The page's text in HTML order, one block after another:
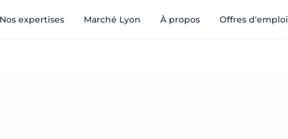
Nos expertises Marché Lyon À propos Offres d'emploi